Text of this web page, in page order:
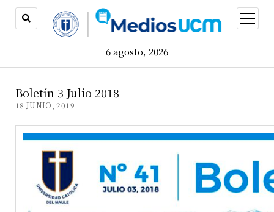
6 agosto, 2026
open
menu
Boletín 3 Julio 2018
18 JUNIO, 2019